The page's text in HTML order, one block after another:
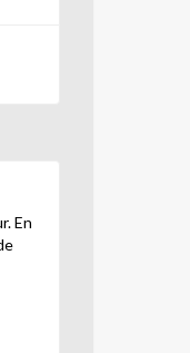
En